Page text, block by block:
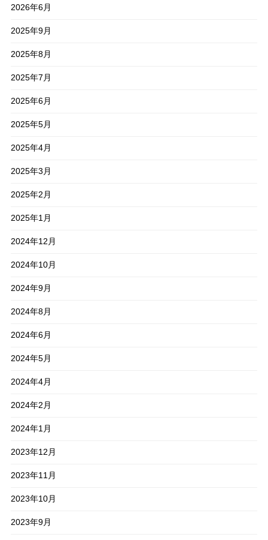
2026年6月
2025年9月
2025年8月
2025年7月
2025年6月
2025年5月
2025年4月
2025年3月
2025年2月
2025年1月
2024年12月
2024年10月
2024年9月
2024年8月
2024年6月
2024年5月
2024年4月
2024年2月
2024年1月
2023年12月
2023年11月
2023年10月
2023年9月